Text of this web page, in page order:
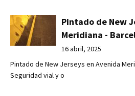
Pintado de New
Meridiana -
16 abril, 2025
Pintado de New Jerseys en Avenida
Seguridad vial y o